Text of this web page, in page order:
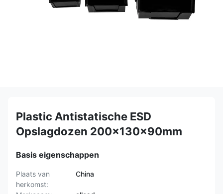
Plastic Antistatische ESD
Opslagdozen 200x130x90mm
Basis eigenschappen
Plaats van
herkomst:
China